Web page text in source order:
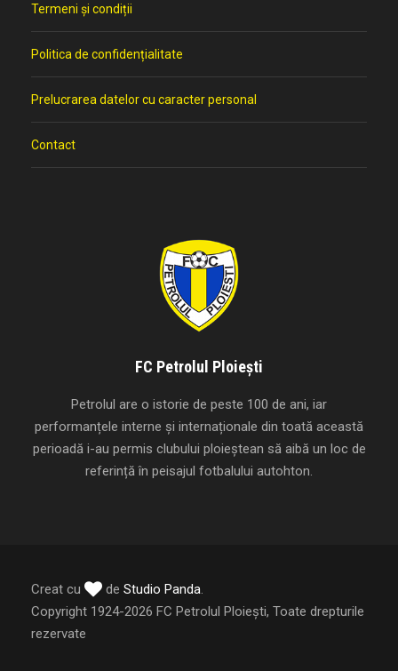
Termeni și condiții
Politica de confidențialitate
Prelucrarea datelor cu caracter personal
Contact
FC Petrolul Ploiești
Petrolul are o istorie de peste 100 de ani, iar
performanțele interne și internaționale din toată această
perioadă i-au permis clubului ploieștean să aibă un loc de
referință în peisajul fotbalului autohton.
Creat cu de Studio Panda.
Copyright 1924-2026 FC Petrolul Ploiești, Toate drepturile
rezervate